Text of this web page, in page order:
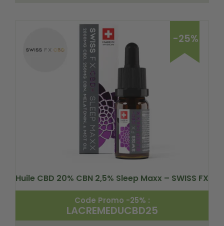
-25%
Huile CBD 20% CBN 2,5% Sleep Maxx – SWISS FX
Code Promo -25% :
LACREMEDUCBD25